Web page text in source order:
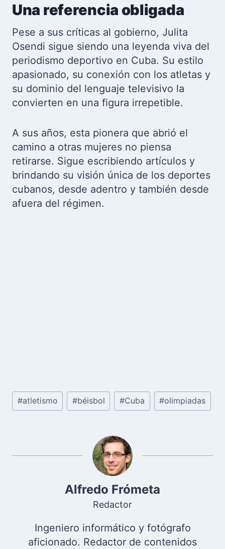
Una referencia obligada
Pese a sus críticas al gobierno, Julita
Osendi sigue siendo una leyenda viva del
periodismo deportivo en Cuba. Su estilo
apasionado, su conexión con los atletas y
su dominio del lenguaje televisivo la
convierten en una figura irrepetible.
A sus años, esta pionera que abrió el
camino a otras mujeres no piensa
retirarse. Sigue escribiendo artículos y
brindando su visión única de los deportes
cubanos, desde adentro y también desde
afuera del régimen.
Etiquetas
de
#atletismo #béisbol #Cuba #olimpiadas
Alfredo Frómeta
Redactor
Ingeniero informático y fotógrafo
aficionado. Redactor de contenidos